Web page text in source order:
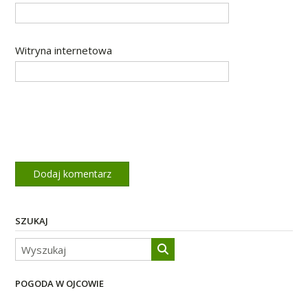
Witryna internetowa
SZUKAJ
POGODA W OJCOWIE